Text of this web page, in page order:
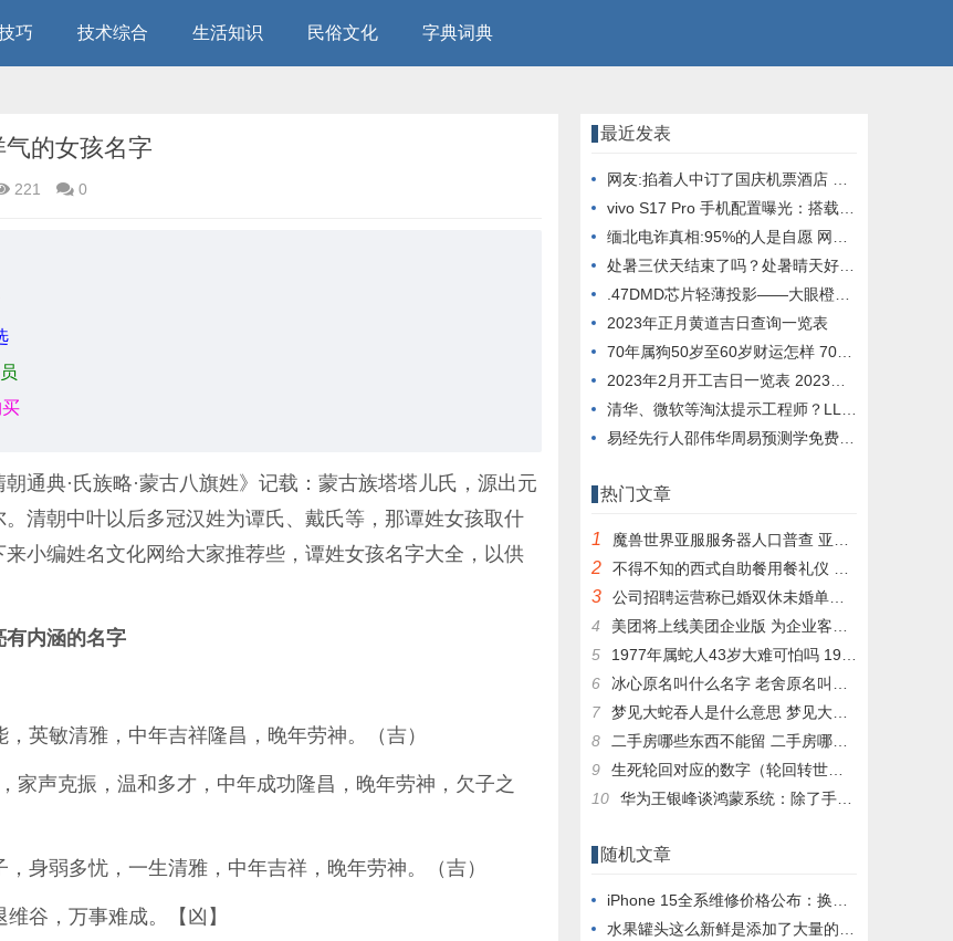
巧 技术综合 生活知识 民俗文化 字典词典
的女孩名字
221 0
通典·氏族略·蒙古八旗姓》记载：蒙古族塔塔儿氏，源出元
清朝中叶以后多冠汉姓为谭氏、戴氏等，那谭姓女孩取什
小编姓名文化网给大家推荐些，谭姓女孩名字大全，以供
有内涵的名字
英敏清雅，中年吉祥隆昌，晚年劳神。（吉）
家声克振，温和多才，中年成功隆昌，晚年劳神，欠子之
身弱多忧，一生清雅，中年吉祥，晚年劳神。（吉）
谷，万事难成。【凶】
最近发表
网友:掐着人中订了国庆机票酒店 看到价格差点晕倒
vivo S17 Pro 手机配置曝光：搭载天玑 8200 芯片， 12GB 内存
缅北电诈真相:95%的人是自愿 网友：这就是人性
处暑三伏天结束了吗？处暑晴天好还是下雨好？
.47DMD芯片轻薄投影——大眼橙X7D Pro它终于来了
2023年正月黄道吉日查询一览表
70年属狗50岁至60岁财运怎样 70年属狗51岁财运
2023年2月开工吉日一览表 2023年2月开工大吉日子
清华、微软等淘汰提示工程师？LLM与进化算法结合，创造超强提示优化器
易经先行人邵伟华周易预测学免费四柱八字算命
热门文章
1 魔兽世界亚服服务器人口普查 亚服台服人口普查数据一览
2 不得不知的西式自助餐用餐礼仪 西式自助餐有哪些
3
公司招聘运营称已婚双休未婚单休 求职者称歧视：网友热议没啥问题
4
美团将上线美团企业版 为企业客户提供消费服务
5
1977年属蛇人43岁大难可怕吗 1977属蛇人43岁后命运
6
冰心原名叫什么名字 老舍原名叫什么名字
7
梦见大蛇吞人是什么意思 梦见大蛇吞人是什么意思周公解梦
8
二手房哪些东西不能留 二手房哪些东西不能留在家里
9
生死轮回对应的数字（轮回转世打数字）
10
华为王银峰谈鸿蒙系统：除了手机 纳入生态的还有这些
随机文章
iPhone 15全系维修价格公布：换块屏幕2298元起、电池809元
水果罐头这么新鲜是添加了大量的防腐剂吗 1月11日蚂蚁庄园答案